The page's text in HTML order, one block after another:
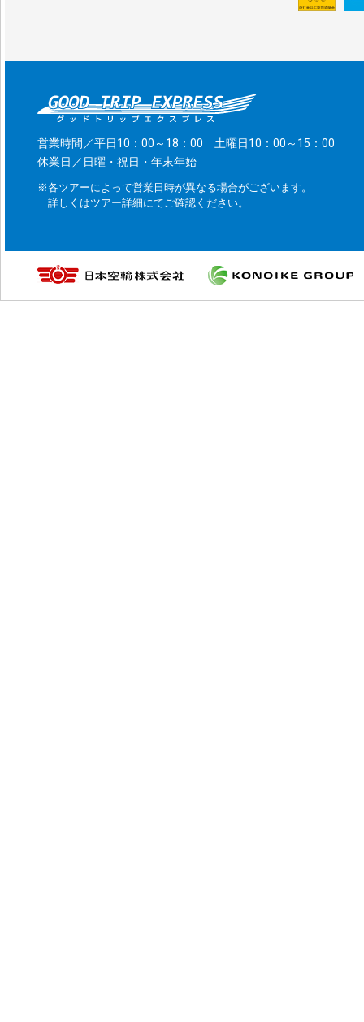
営業時間／平日10：00～18：00 土曜日10：00～15：00
休業日／日曜・祝日・年末年始
※各ツアーによって営業日時が異なる場合がございます。
詳しくはツアー詳細にてご確認ください。